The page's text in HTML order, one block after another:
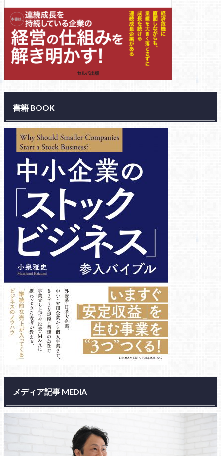
書籍 BOOK
メディア記事 MEDIA